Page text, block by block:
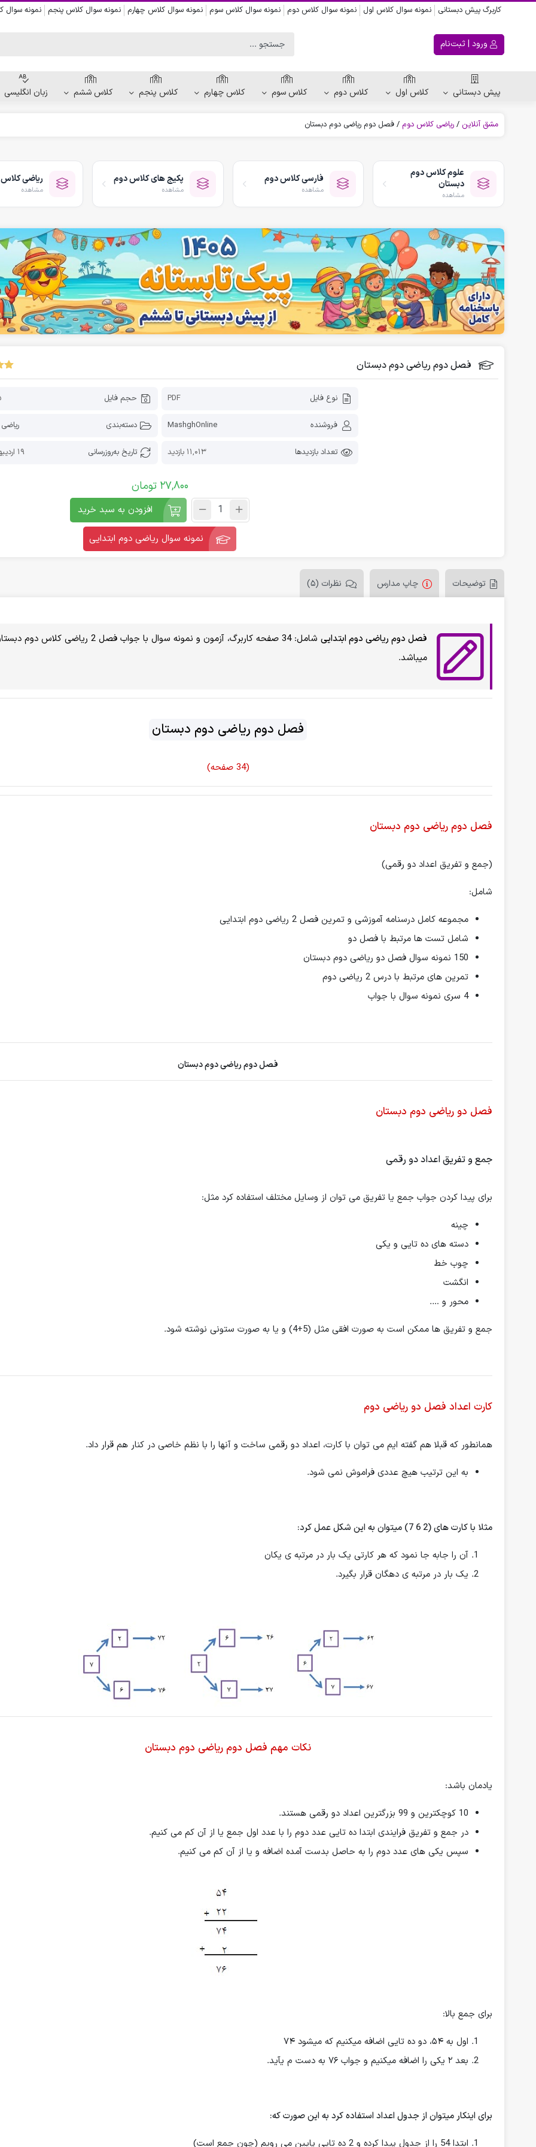
کاربرگ پیش دبستانی نمونه سوال کلاس اول نمونه سوال کلاس دوم نمونه سوال کلاس سوم نمونه سوال کلاس چهارم نمونه سوال کلاس پنجم نمونه
ورود | ثبت‌نام
پیش دبستانی
کاربرگ اعداد
کاربرگ تقارن ، قرینه
الگویابی پیش دبستانی
کاربرگ نقاشی و رنگ آمیزی
کاربرگ پیش از نوشتن
کاربرگ نقطه چین حروف الفبا
پکیج های پیش دبستانی
کتاب پیش دبستانی
فلش کارت آموزشی
دانلود رایگان کاربرگ پیش دبستانی
کاربرگ هفتگی پیش دبستانی
کلاس اول کلاس دوم کلاس سوم کلاس چهارم کلاس پنجم کلاس ششم زبان انگلیسی
مشق آنلاین /ریاضی کلاس دوم /فصل دوم ریاضی دوم دبستان
علوم کلاس دوم
دبستان
مشاهده
فارسی کلاس دوم
مشاهده
پکیج های کلاس دوم
مشاهده
ریاضی
مشاهده
فصل دوم ریاضی دوم دبستان
نوع فایل PDF حجم فایل
فروشنده MashghOnline دسته‌بندی
تعداد بازدیدها 11,013 بازدید تاریخ به‌روز‌رسانی 19 اردیبهشت 1405
27,800 تومان
افزودن به سبد خرید
نمونه سوال ریاضی دوم ابتدایی
توضیحات چاپ مدارس نظرات (5)
فصل دوم ریاضی دوم ابتدایی
شامل: 34 صفحه کاربرگ، آزمون و نمونه سوال با جواب فصل 2 ریاضی کلاس دوم
میباشد.
فصل دوم ریاضی دوم دبستان
(34 صفحه)
فصل دوم ریاضی دوم دبستان
(جمع و تفریق اعداد دو رقمی)
شامل:
مجموعه کامل درسنامه آموزشی و تمرین فصل 2 ریاضی دوم ابتدایی
شامل تست ها مرتبط با فصل دو
150 نمونه سوال فصل دو ریاضی دوم دبستان
تمرین های مرتبط با درس 2 ریاضی دوم
4 سری نمونه سوال با جواب
فصل دوم ریاضی دوم دبستان
فصل دو ریاضی دوم دبستان
جمع و تفریق اعداد دو رقمی
برای پیدا کردن جواب جمع یا تفریق می توان از وسایل مختلف استفاده کرد مثل:
چینه
دسته های ده تایی و یکی
چوب خط
انگشت
محور و ….
جمع و تفریق ها ممکن است به صورت افقی مثل (5+4) و یا به صورت ستونی نوشته شود.
کارت اعداد فصل دو ریاضی دوم
همانطور که قبلا هم گفته ایم می توان با کارت، اعداد دو رقمی ساخت و آنها را با نظم خاصی در کنار هم قرار داد.
به این ترتیب هیچ عددی فراموش نمی شود.
مثلا با کارت های (2 6 7) میتوان به این شکل عمل کرد:
آن را جابه جا نمود که هر کارتی یک بار در مرتبه ی یکان
یک بار در مرتبه ی دهگان قرار بگیرد.
نکات مهم فصل دوم ریاضی دوم دبستان
یادمان باشد:
10 کوچکترین و 99 بزرگترین اعداد دو رقمی هستند.
در جمع و تفریق فرایندی ابتدا ده تایی عدد دوم را با عدد اول جمع یا از آن کم می کنیم.
سپس یکی های عدد دوم را به حاصل بدست آمده اضافه و یا از آن کم می کنیم.
برای جمع بالا:
اول به ۵۴، دو ده تایی اضافه میکنیم که میشود ۷۴
بعد ۲ یکی را اضافه میکنیم و جواب ۷۶ به دست م یآید.
برای اینکار میتوان از جدول اعداد استفاده کرد به این صورت که:
ابتدا 54 را از جدول پیدا کرده و 2 ده تایی پایین می رویم (چون جمع است)